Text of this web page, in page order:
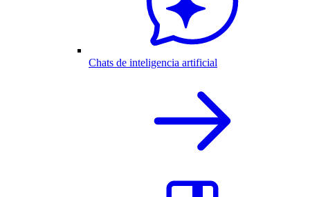
Chats de inteligencia artificial